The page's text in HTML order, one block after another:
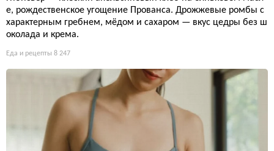
е, рождественское угощение Прованса. Дрожжевые ромбы с
характерным гребнем, мёдом и сахаром — вкус цедры без ш
околада и крема.
Еда и рецепты 8 247